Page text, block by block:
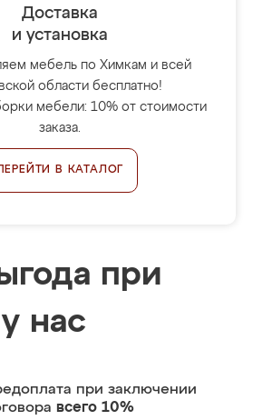
Доставка
и установка
мебель по Химкам и всей
области бесплатно!
мебели: 10% от стоимости
заказа.
В КАТАЛОГ
при
нас
при заключении
всего 10%